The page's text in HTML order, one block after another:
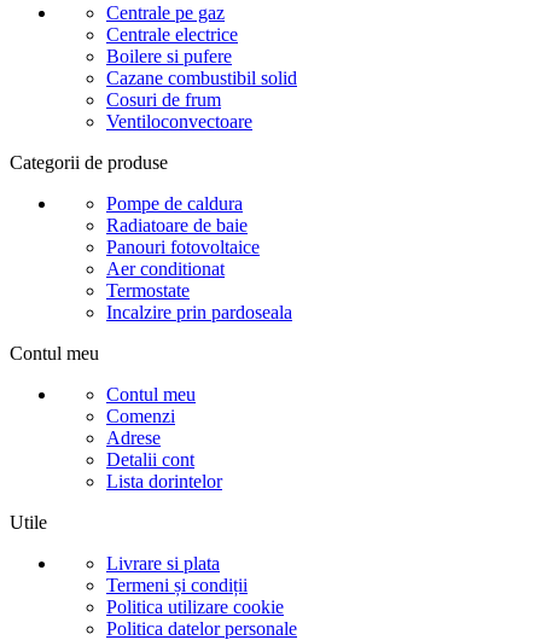
Centrale pe gaz
Centrale electrice
Boilere si pufere
Cazane combustibil solid
Cosuri de frum
Ventiloconvectoare
Categorii de produse
Pompe de caldura
Radiatoare de baie
Panouri fotovoltaice
Aer conditionat
Termostate
Incalzire prin pardoseala
Contul meu
Contul meu
Comenzi
Adrese
Detalii cont
Lista dorintelor
Utile
Livrare si plata
Termeni și condiții
Politica utilizare cookie
Politica datelor personale